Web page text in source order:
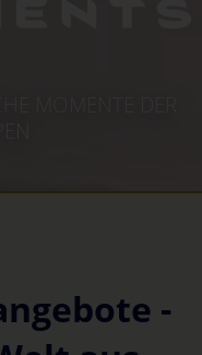
-